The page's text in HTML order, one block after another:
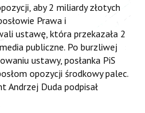
aby 2 miliardy złotych
Prawa i
ustawę, która przekazała 2
publiczne. Po burzliwej
ustawy, posłanka PiS
opozycji środkowy palec.
Andrzej Duda podpisał